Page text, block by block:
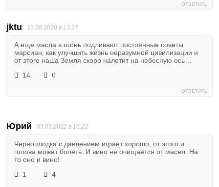
ОТВЕТИТЬ
jktu 13.08.2020 в 13:27
А еще масла в огонь подливают постоянные советы
марсиан, как улучшить жизнь неразумной цивилизации и
от этого наша Земля скоро налетит на небесную ось…
14
6
ОТВЕТИТЬ
Юрий 09.03.2022 в 16:22
Черноплодка с давлением играет хорошо, от этого и
голова может болеть. И вино не очищается от масел. На
то оно и вино!
1
4